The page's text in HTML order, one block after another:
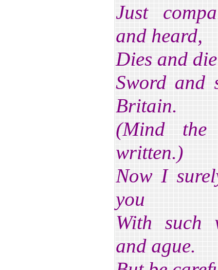
Just
and heard,
Dies and
Sword and
Britain.
(Mind
written.)
Now I
you
With such
and ague.